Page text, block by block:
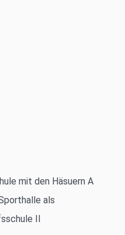
mit den Häsuern A
als
II